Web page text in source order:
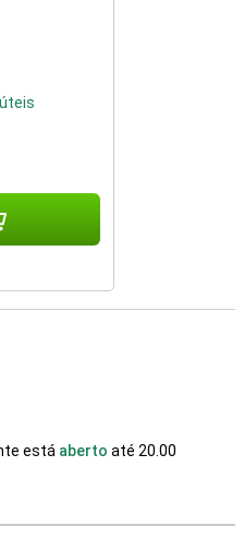
está aberto até 20.00